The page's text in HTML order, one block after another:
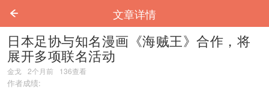
文章详情
日本足协与知名漫画《海贼王》合作，将
展开多项联名活动
金戈 2个月前 136查看
作者成绩: